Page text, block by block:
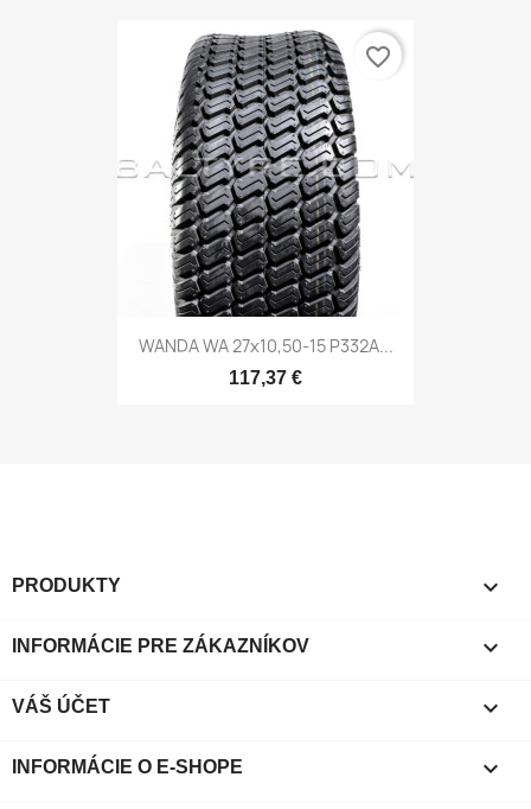
WANDA WA 27x10,50-15 P332A...
117,37 €
favorite_border
PRODUKTY 
INFORMÁCIE PRE ZÁKAZNÍKOV 
VÁŠ ÚČET 
INFORMÁCIE O E-SHOPE keyboard_arrow_down